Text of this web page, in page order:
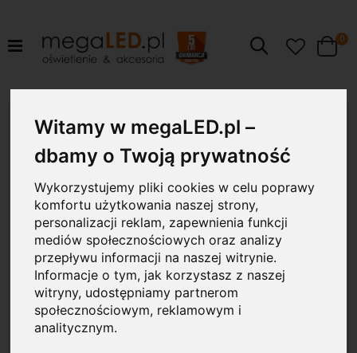
Witamy w megaLED.pl –
dbamy o Twoją prywatność
Wykorzystujemy pliki cookies w celu poprawy
komfortu użytkowania naszej strony,
personalizacji reklam, zapewnienia funkcji
mediów społecznościowych oraz analizy
przepływu informacji na naszej witrynie.
Informacje o tym, jak korzystasz z naszej
witryny, udostępniamy partnerom
społecznościowym, reklamowym i
analitycznym.
Szukaj Cart
0
koniec
galerii
36W